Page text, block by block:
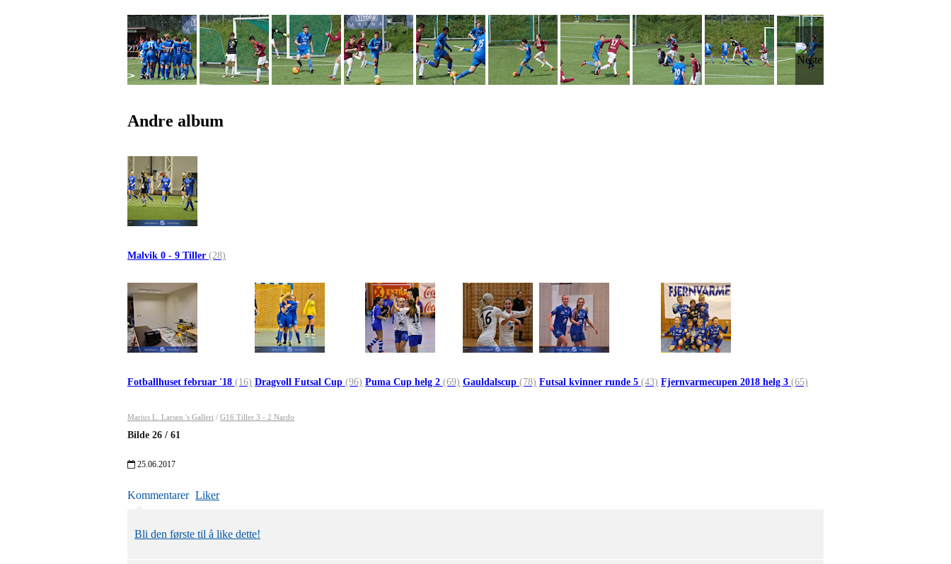
Andre album
Malvik 0 - 9 Tiller (28)
Fotballhuset februar '18 (16) Dragvoll Futsal Cup (96) Puma Cup helg 2 (69) Gauldalscup (78) Futsal kvinner runde 5 (43) Fjernvarmecupen 2018 helg 3 (65)
Marius L. Larsen 's Galleri / G16 Tiller 3 - 2 Nardo
Bilde 26 / 61
25.06.2017
Kommentarer Liker
Bli den første til å like dette!